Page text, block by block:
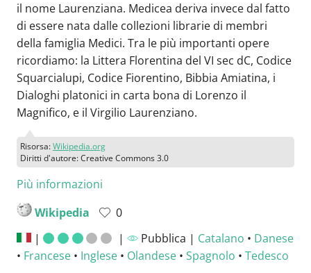
il nome Laurenziana. Medicea deriva invece dal fatto
di essere nata dalle collezioni librarie di membri
della famiglia Medici. Tra le più importanti opere
ricordiamo: la Littera Florentina del VI sec dC, Codice
Squarcialupi, Codice Fiorentino, Bibbia Amiatina, i
Dialoghi platonici in carta bona di Lorenzo il
Magnifico, e il Virgilio Laurenziano.
Risorsa:Wikipedia.org
Diritti d'autore: Creative Commons 3.0
Più informazioni
Wikipedia
0
|
| Pubblica | Catalano • Danese
• Francese • Inglese • Olandese • Spagnolo • Tedesco